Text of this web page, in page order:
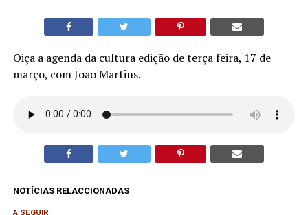
Oiça a agenda da cultura edição de terça feira, 17 de
março, com João Martins.
NOTÍCIAS RELACCIONADAS
A SEGUIR